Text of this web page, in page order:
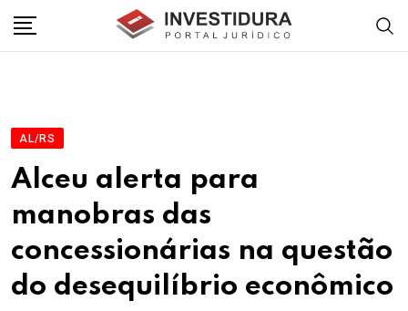
AL/RS
Alceu alerta para
manobras das
concessionárias na questão
do desequilíbrio econômico